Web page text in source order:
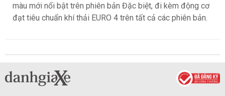
màu mới nổi bật trên phiên bản Đặc biệt, đi kèm động cơ
đạt tiêu chuẩn khí thải EURO 4 trên tất cả các phiên bản.